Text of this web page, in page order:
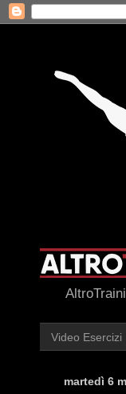
Video Esercizi
martedì 6